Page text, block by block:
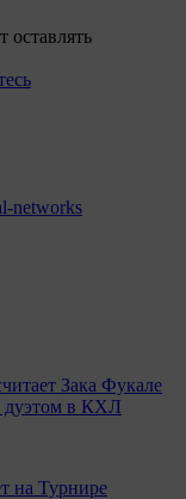
оставлять
Зака Фукале
дуэтом в КХЛ
на Турнире